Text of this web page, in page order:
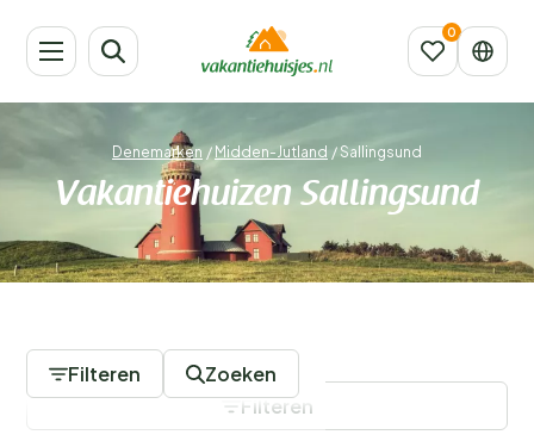
Denemarken / Midden-Jutland /Sallingsund
Vakantiehuizen Sallingsund
Filteren Zoeken
Filteren